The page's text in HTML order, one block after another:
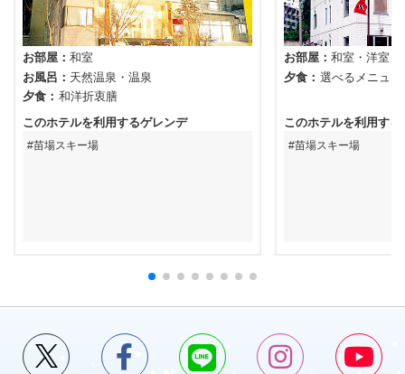
お部屋
和室
お風呂
天然温泉
温泉
夕食
和洋折衷膳
このホテルを利用するゲレンデ
苗場スキー場
お部屋 和室
洋室
夕食
選べるメニュー
このホテルを利用する
苗場スキー場